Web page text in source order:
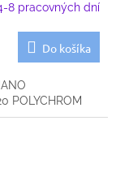
8 pracovných dní
Do košíka
POLYCHROM